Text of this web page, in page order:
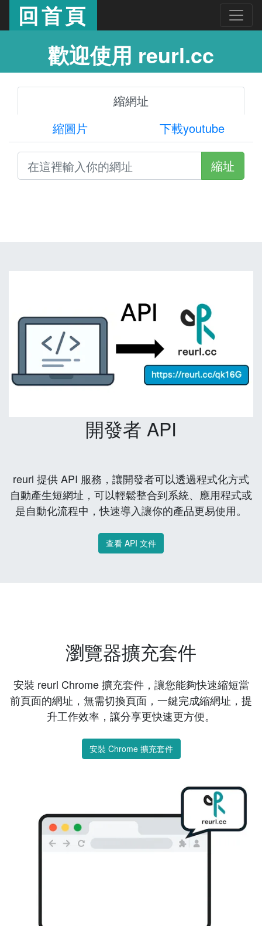
回首頁
歡迎使用 reurl.cc
縮網址
縮圖片
下載youtube
縮址
開發者 API
reurl 提供 API 服務，讓開發者可以透過程式化方式
自動產生短網址，可以輕鬆整合到系統、應用程式或
是自動化流程中，快速導入讓你的產品更易使用。
查看 API 文件
瀏覽器擴充套件
安裝 reurl Chrome 擴充套件，讓您能夠快速縮短當
前頁面的網址，無需切換頁面，一鍵完成縮網址，提
升工作效率，讓分享更快速更方便。
安裝 Chrome 擴充套件